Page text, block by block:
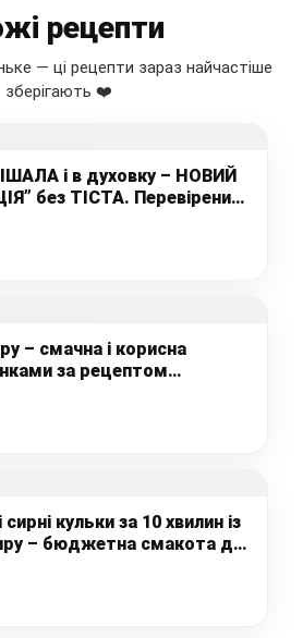
рецепти
— ці рецепти зараз найчастіше
зберігають ❤️
і в духовку – НОВИЙ
без ТІСТА. Перевірений
господині
– смачна і корисна
за рецептом
кульки за 10 хвилин із
– бюджетна смакота до
всі